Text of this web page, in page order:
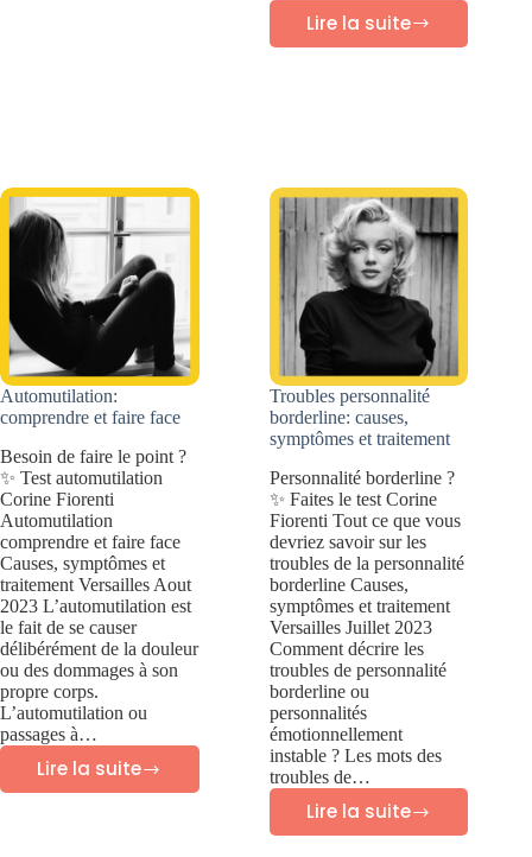
Lire la suite
traitement
Automutilation:
comprendre et faire face
Besoin de faire le point ?
✨ Test automutilation
Corine Fiorenti
Automutilation
comprendre et faire face
Causes, symptômes et
traitement Versailles Aout
2023 L’automutilation est
le fait de se causer
délibérément de la douleur
ou des dommages à son
propre corps.
L’automutilation ou
passages à…
Lire la suite
Automutilation:
Troubles personnalité
borderline: causes,
symptômes et traitement
Personnalité borderline ?
✨ Faites le test Corine
Fiorenti Tout ce que vous
devriez savoir sur les
troubles de la personnalité
borderline Causes,
symptômes et traitement
Versailles Juillet 2023
Comment décrire les
troubles de personnalité
borderline ou
personnalités
émotionnellement
instable ? Les mots des
troubles de…
Lire la suite